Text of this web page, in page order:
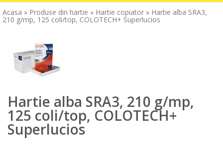
Acasa » Produse din hartie » Hartie copiator » Hartie alba SRA3,
210 g/mp, 125 coli/top, COLOTECH+ Superlucios
Hartie alba SRA3, 210 g/mp,
125 coli/top, COLOTECH+
Superlucios